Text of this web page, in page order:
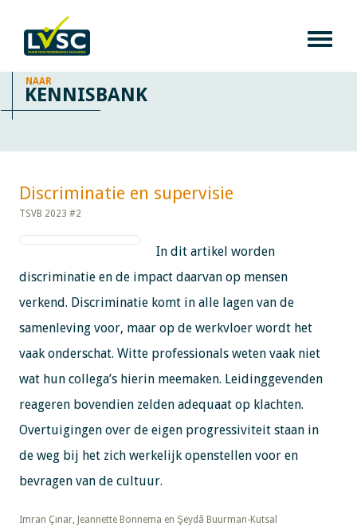
NAAR
KENNISBANK
Discriminatie en supervisie​​​​​​
TSVB 2023 #2
In dit artikel worden
discriminatie en de impact daarvan op mensen
verkend. Discriminatie komt in alle lagen van de
samenleving voor, maar op de werkvloer wordt het
vaak onderschat. Witte professionals weten vaak niet
wat hun collega’s hierin meemaken. Leidinggevenden
reageren bovendien zelden adequaat op klachten.
Overtuigingen over de eigen progressiviteit staan in
de weg bij het zich werkelijk openstellen voor en
bevragen van de cultuur.
​​​​​​​Imran Çınar, Jeannette Bonnema en Şeydâ Buurman-Kutsal